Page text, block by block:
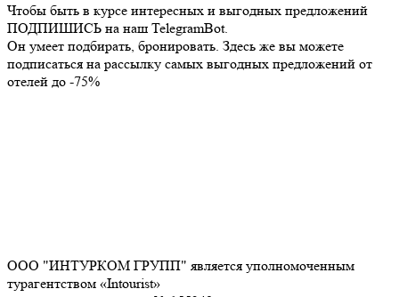
Чтобы быть в курсе интересных и выгодных предложений
ПОДПИШИСЬ на наш TelegramBot.
Он умеет подбирать, бронировать. Здесь же вы можете
подписаться на рассылку самых выгодных предложений от
отелей до -75%
ООО "ИНТУРКОМ ГРУПП" является уполномоченным
турагентством «Intourist»